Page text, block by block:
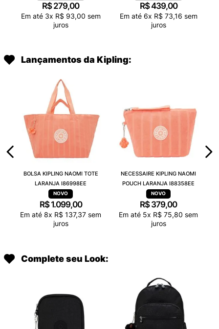
R$ 279,00
Em até 3x R$ 93,00 sem
juros
R$439,00
Em até 6x R$ 73,16 sem
juros
Lançamentos da Kipling:
BOLSA KIPLING NAOMI TOTE
LARANJA I86998EE
R$ 1.099,00
Em até 8x R$ 137,37 sem
juros
NECESSAIRE KIPLING NAOMI
POUCH LARANJA I88358EE
R$ 379,00
Em até 5x R$ 75,80 sem
juros
Complete seu Look: